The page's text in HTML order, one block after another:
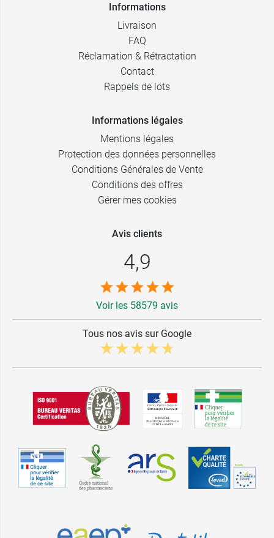
Informations
Livraison
FAQ
Réclamation & Rétractation
Contact
Rappels de lots
Informations légales
Mentions légales
Protection des données personnelles
Conditions Générales de Vente
Conditions des offres
Gérer mes cookies
Avis clients
4,9
Voir les 58579 avis
Tous nos avis sur Google